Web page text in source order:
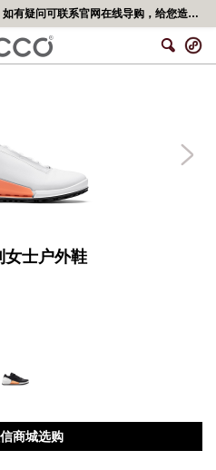
女士户外鞋
商城选购
ECCO爱步中国官网已关闭交易功能，如有疑问可联系官网在线导购，给您造成不便，深表歉意！更多精彩优惠活动,可移步<ECCO爱步官网小程序>